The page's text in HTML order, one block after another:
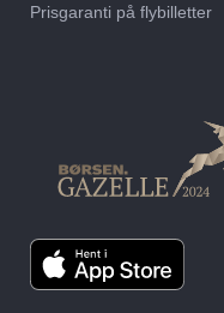
Afbudsrejser til
Prisgaranti på flybilletter